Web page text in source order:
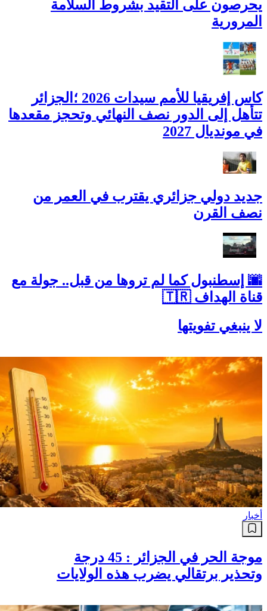
يحرصون على التقيد بشروط السلامة
المرورية
كاس إفريقيا للأمم سيدات 2026 ؛الجزائر
تتأهل إلى الدور نصف النهائي وتحجز مقعدها
في مونديال 2027
جديد دولي جزائري يقترب في العمر من
نصف القرن
🌆 إسطنبول كما لم تروها من قبل.. جولة مع
قناة الهداف 🇹🇷
لا ينبغي تفويتها
أخبار
موجة الحر في الجزائر : 45 درجة
وتحذير برتقالي يضرب هذه الولايات